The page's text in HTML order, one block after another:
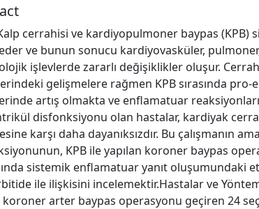
cerrahisi ve kardiyopulmoner baypas (KPB)
ve bunun sonucu kardiyovasküler,
işlevlerde zararlı değişiklikler oluşur.
gelişmelere rağmen KPB sırasında
artış olmakta ve enflamatuar
disfonksiyonu olan hastalar, kardiyak
karşı daha dayanıksızdır. Bu çalışmanın
KPB ile yapılan koroner baypas
sistemik enflamatuar yanıt oluşumundaki
ile ilişkisini incelemektir.Hastalar ve
koroner arter baypas operasyonu geçiren 24